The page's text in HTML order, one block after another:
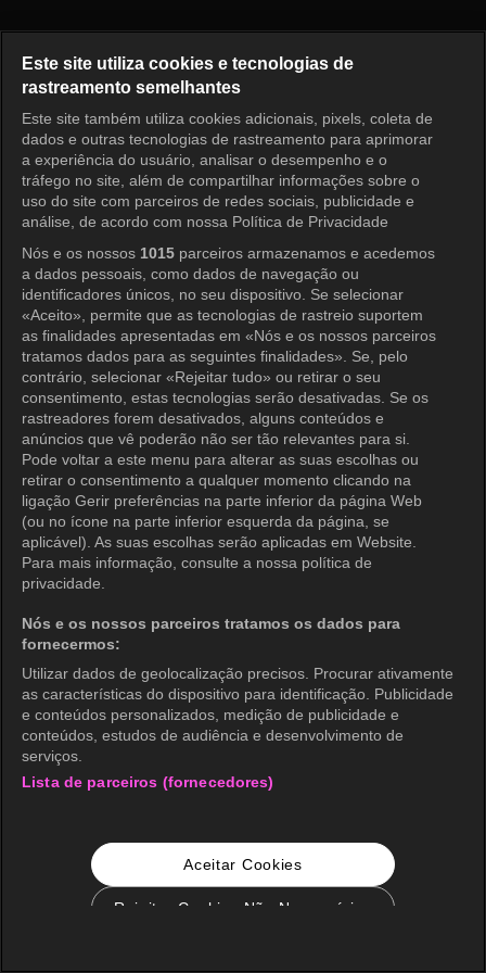
Entrar
Este site utiliza cookies e tecnologias de
rastreamento semelhantes
Este site também utiliza cookies adicionais, pixels, coleta de
dados e outras tecnologias de rastreamento para aprimorar
a experiência do usuário, analisar o desempenho e o
tráfego no site, além de compartilhar informações sobre o
uso do site com parceiros de redes sociais, publicidade e
análise, de acordo com nossa Política de Privacidade
Nós e os nossos 1015 parceiros armazenamos e acedemos
a dados pessoais, como dados de navegação ou
identificadores únicos, no seu dispositivo. Se selecionar
«Aceito», permite que as tecnologias de rastreio suportem
as finalidades apresentadas em «Nós e os nossos parceiros
tratamos dados para as seguintes finalidades». Se, pelo
contrário, selecionar «Rejeitar tudo» ou retirar o seu
consentimento, estas tecnologias serão desativadas. Se os
rastreadores forem desativados, alguns conteúdos e
anúncios que vê poderão não ser tão relevantes para si.
Pode voltar a este menu para alterar as suas escolhas ou
retirar o consentimento a qualquer momento clicando na
ligação Gerir preferências na parte inferior da página Web
(ou no ícone na parte inferior esquerda da página, se
aplicável). As suas escolhas serão aplicadas em Website.
Para mais informação, consulte a nossa política de
privacidade.
Nós e os nossos parceiros tratamos os dados para
fornecermos:
Utilizar dados de geolocalização precisos. Procurar ativamente
as características do dispositivo para identificação. Publicidade
e conteúdos personalizados, medição de publicidade e
conteúdos, estudos de audiência e desenvolvimento de
serviços.
Lista de parceiros (fornecedores)
Aceitar Cookies
Rejeitar Cookies Não Necessários